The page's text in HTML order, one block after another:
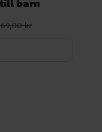
barn
krTidigare pris
kr